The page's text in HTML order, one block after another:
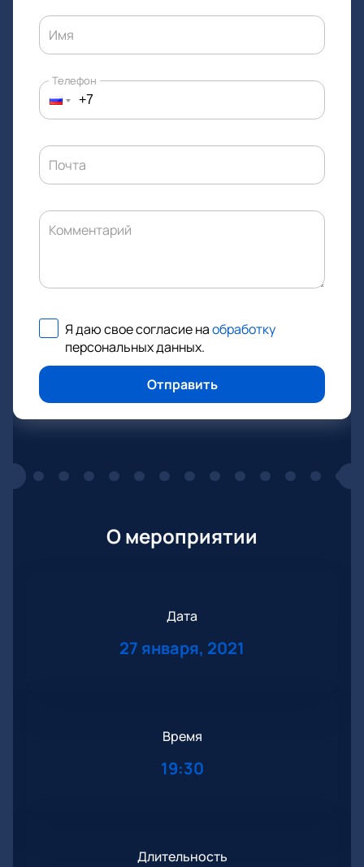
Имя
Телефон
Почта
Комментарий
Я даю свое согласие наобработку
персональных данных.
Отправить
О мероприятии
Дата
27 января, 2021
Время
19:30
Длительность